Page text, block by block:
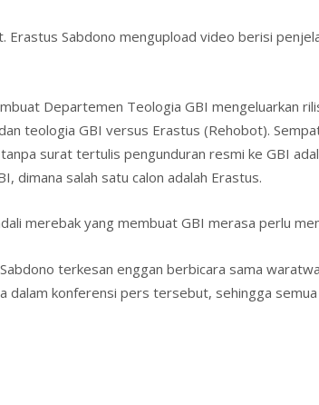
Erastus Sabdono mengupload video berisi
Departemen Teologia GBI mengeluarkan
teologia GBI versus Erastus (Rehobot).
surat tertulis pengunduran resmi ke GBI
dimana salah satu calon adalah Erastus.
merebak yang membuat GBI merasa perlu
terkesan enggan berbicara sama
dalam konferensi pers tersebut, sehingga